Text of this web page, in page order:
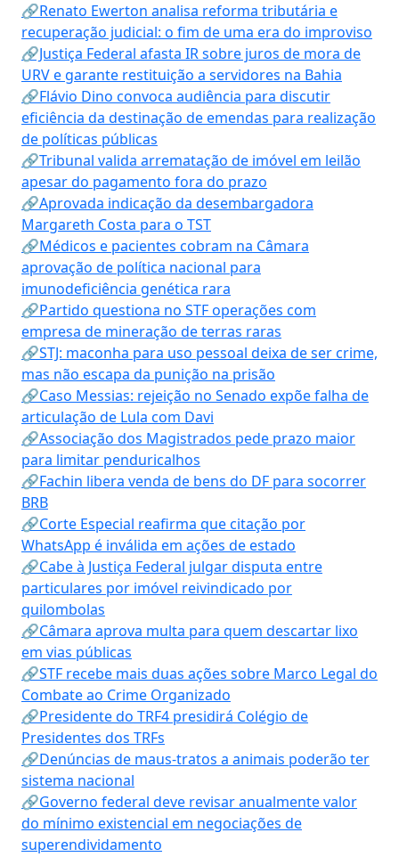
🔗Renato Ewerton analisa reforma tributária e
recuperação judicial: o fim de uma era do improviso
🔗Justiça Federal afasta IR sobre juros de mora de
URV e garante restituição a servidores na Bahia
🔗Flávio Dino convoca audiência para discutir
eficiência da destinação de emendas para realização
de políticas públicas
🔗Tribunal valida arrematação de imóvel em leilão
apesar do pagamento fora do prazo
🔗Aprovada indicação da desembargadora
Margareth Costa para o TST
🔗Médicos e pacientes cobram na Câmara
aprovação de política nacional para
imunodeficiência genética rara
🔗Partido questiona no STF operações com
empresa de mineração de terras raras
🔗STJ: maconha para uso pessoal deixa de ser crime,
mas não escapa da punição na prisão
🔗Caso Messias: rejeição no Senado expõe falha de
articulação de Lula com Davi
🔗Associação dos Magistrados pede prazo maior
para limitar penduricalhos
🔗Fachin libera venda de bens do DF para socorrer
BRB
🔗Corte Especial reafirma que citação por
WhatsApp é inválida em ações de estado
🔗Cabe à Justiça Federal julgar disputa entre
particulares por imóvel reivindicado por
quilombolas
🔗Câmara aprova multa para quem descartar lixo
em vias públicas
🔗STF recebe mais duas ações sobre Marco Legal do
Combate ao Crime Organizado
🔗Presidente do TRF4 presidirá Colégio de
Presidentes dos TRFs
🔗Denúncias de maus-tratos a animais poderão ter
sistema nacional
🔗Governo federal deve revisar anualmente valor
do mínimo existencial em negociações de
superendividamento